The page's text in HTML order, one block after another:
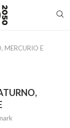
MERCURIO E